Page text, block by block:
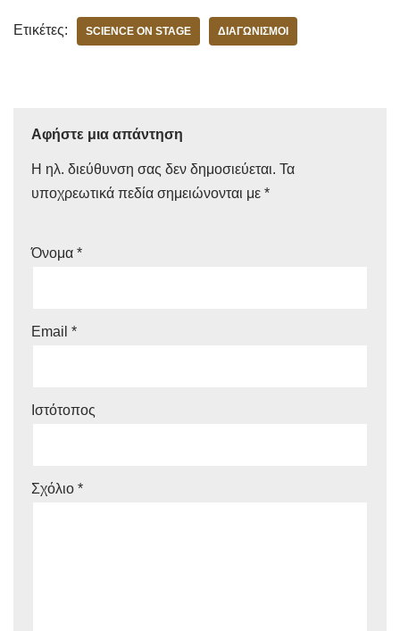
Ετικέτες: SCIENCE ON STAGE ΔΙΑΓΩΝΙΣΜΟΊ
Αφήστε μια απάντηση
Η ηλ. διεύθυνση σας δεν δημοσιεύεται. Τα
υποχρεωτικά πεδία σημειώνονται με *
Όνομα *
Email *
Ιστότοπος
Σχόλιο *